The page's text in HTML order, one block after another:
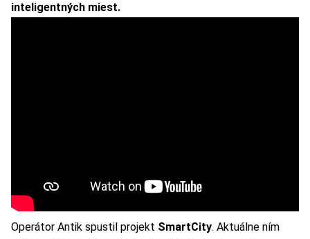
inteligentných miest.
Operátor Antik spustil projekt SmartCity. Aktuálne ním